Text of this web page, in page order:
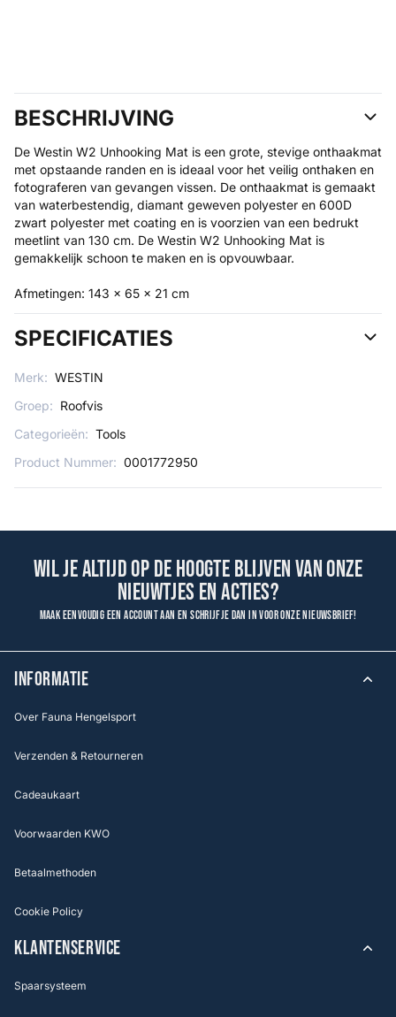
BESCHRIJVING
De Westin W2 Unhooking Mat is een grote, stevige onthaakmat
met opstaande randen en is ideaal voor het veilig onthaken en
fotograferen van gevangen vissen. De onthaakmat is gemaakt
van waterbestendig, diamant geweven polyester en 600D
zwart polyester met coating en is voorzien van een bedrukt
meetlint van 130 cm. De Westin W2 Unhooking Mat is
gemakkelijk schoon te maken en is opvouwbaar.
Afmetingen: 143 x 65 x 21 cm
SPECIFICATIES
Merk: WESTIN
Groep: Roofvis
Categorieën: Tools
Product Nummer: 0001772950
Wil je altijd op de hoogte blijven van onze
nieuwtjes en acties?
Maak eenvoudig een account aan en schrijf je dan in voor onze nieuwsbrief!
INFORMATIE
Over Fauna Hengelsport
Verzenden & Retourneren
Cadeaukaart
Voorwaarden KWO
Betaalmethoden
Cookie Policy
KLANTENSERVICE
Spaarsysteem